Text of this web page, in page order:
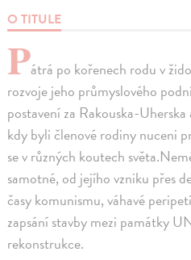
O TITULE
Pátrá po kořenech rodu v
rozvoje jeho průmyslového
postavení za Rakouska-
kdy byli členové rodiny nuceni
se v různých koutech
samotné, od jejího vzniku přes
časy komunismu, váhavé
zapsání stavby mezi památky
rekonstrukce.